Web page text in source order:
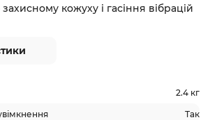
кожуху і гасіння вібрацій
2.4 кг
Так